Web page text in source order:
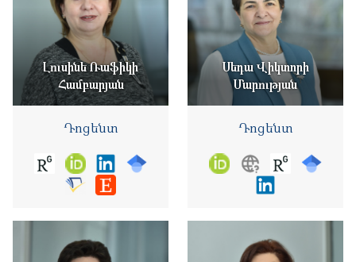
Լուսինե Ռաֆիկի
Համբարյան
Դոցենտ
Սեդա Վիկտորի
Մարության
Դոցենտ